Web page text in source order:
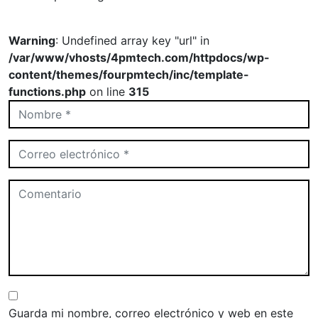
Warning: Undefined array key "url" in
/var/www/vhosts/4pmtech.com/httpdocs/wp-
content/themes/fourpmtech/inc/template-
functions.php on line 315
Guarda mi nombre, correo electrónico y web en este